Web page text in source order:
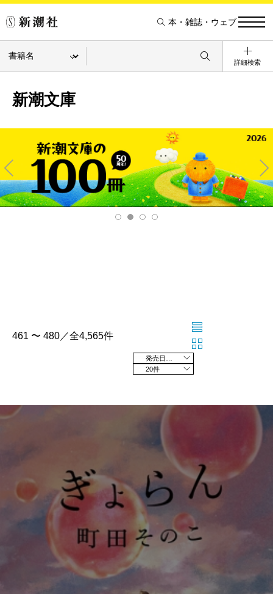
本・雑誌・ウェブ
詳細検索
新潮文庫
Pre
v
Ne
xt
461 〜 480／全4,565件
20件